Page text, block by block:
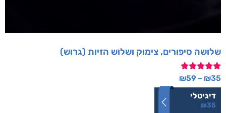
שלושה סיפורים, צימוק ושלוש הזיות (גרוש)
דורג
מתוך 5
₪35
–
₪59
דיגיטלי
₪35